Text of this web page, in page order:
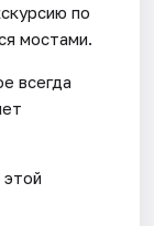
по
мостами.
всегда